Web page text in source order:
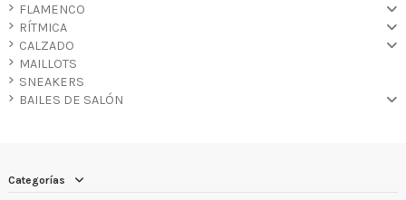
FLAMENCO
RÍTMICA
CALZADO
MAILLOTS
SNEAKERS
BAILES DE SALÓN
Categorías